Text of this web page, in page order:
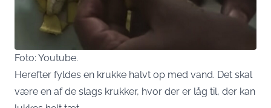
Foto: Youtube.
Herefter fyldes en krukke halvt op med vand. Det skal
være en af de slags krukker, hvor der er låg til, der kan